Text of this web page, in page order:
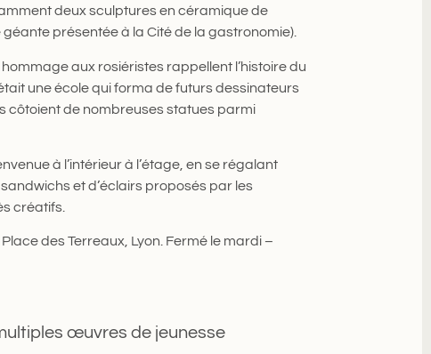
deux sculptures en céramique de
géante présentée à la Cité de la gastronomie).
aux rosiéristes rappellent l’histoire du
une école qui forma de futurs dessinateurs
côtoient de nombreuses statues parmi
à l’intérieur à l’étage, en se régalant
et d’éclairs proposés par les
créatifs.
des Terreaux, Lyon. Fermé le mardi –
œuvres de jeunesse